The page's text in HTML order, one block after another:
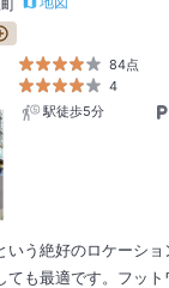
84点
4
駅徒歩5分
いう絶好のロケーショ
ても最適です。フッ